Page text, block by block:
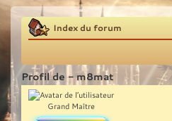
Index du forum
Profil de - m8mat
Grand Maître